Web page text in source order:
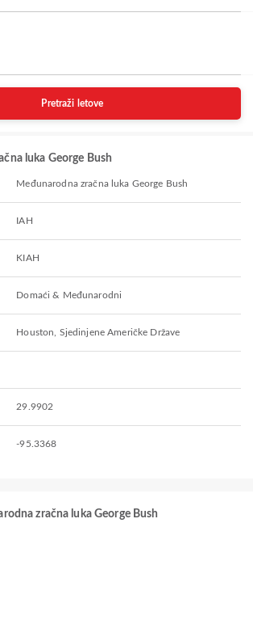
Pretraži letove
luka George Bush
Međunarodna zračna luka George Bush
IAH
KIAH
Domaći & Međunarodni
Houston, Sjedinjene Američke Države
29.9902
-95.3368
zračna luka George Bush